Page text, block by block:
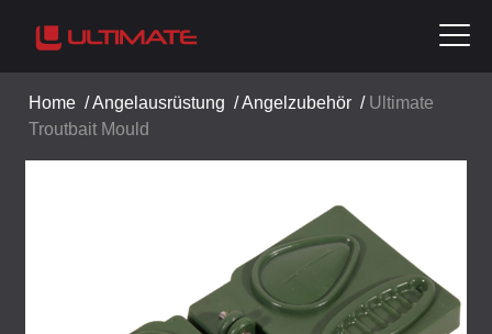
Home /Angelausrüstung /Angelzubehör / Ultimate
Troutbait Mould